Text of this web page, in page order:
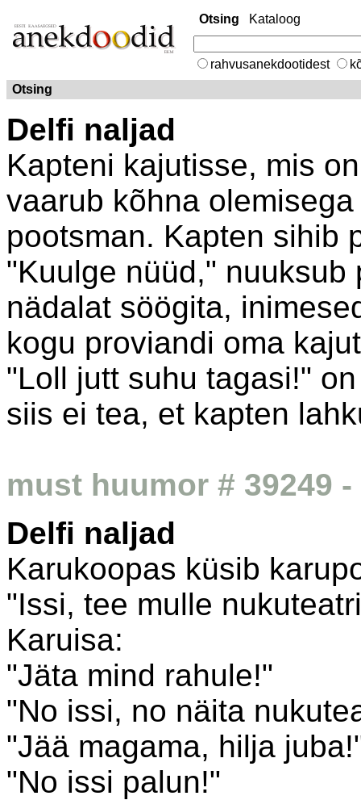
Otsing Kataloog
rahvusanekdootidest
Otsing
Delfi naljad
Kapteni kajutisse, mis
vaarub kõhna olemisega
pootsman. Kapten sihib
"Kuulge nüüd," nuuksub
nädalat söögita,
kogu proviandi oma
"Loll jutt suhu tagasi!"
siis ei tea, et kapten
must huumor # 39249 -
Delfi naljad
Karukoopas küsib
"Issi, tee mulle
Karuisa:
"Jäta mind rahule!"
"No issi, no näita
"Jää magama, hilja
"No issi palun!"